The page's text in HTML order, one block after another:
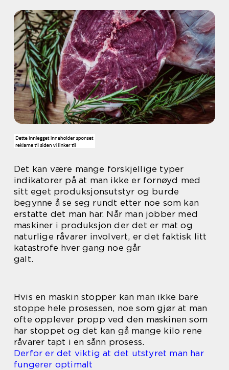
Det kan være mange forskjellige typer
indikatorer på at man ikke er fornøyd med
sitt eget produksjonsutstyr og burde
begynne å se seg rundt etter noe som kan
erstatte det man har. Når man jobber med
maskiner i produksjon der det er mat og
naturlige råvarer involvert, er det faktisk litt
katastrofe hver gang noe går
galt.
Hvis en maskin stopper kan man ikke bare
stoppe hele prosessen, noe som gjør at man
ofte opplever propp ved den maskinen som
har stoppet og det kan gå mange kilo rene
råvarer tapt i en sånn prosess.
Derfor er det viktig at det utstyret man har
fungerer optimalt